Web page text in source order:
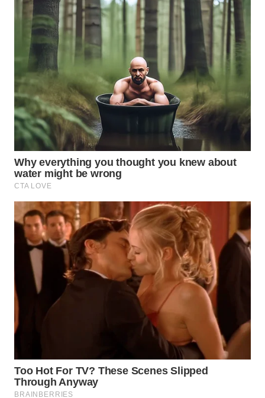
LABUHANBATU
WN
TAPANULI
TENGAH
WN DELI
SERDANG
WN
TEBING
TINGGI
PAKPAK
WN
KARAWANG
WN
BEKASI
WN
DEPOK